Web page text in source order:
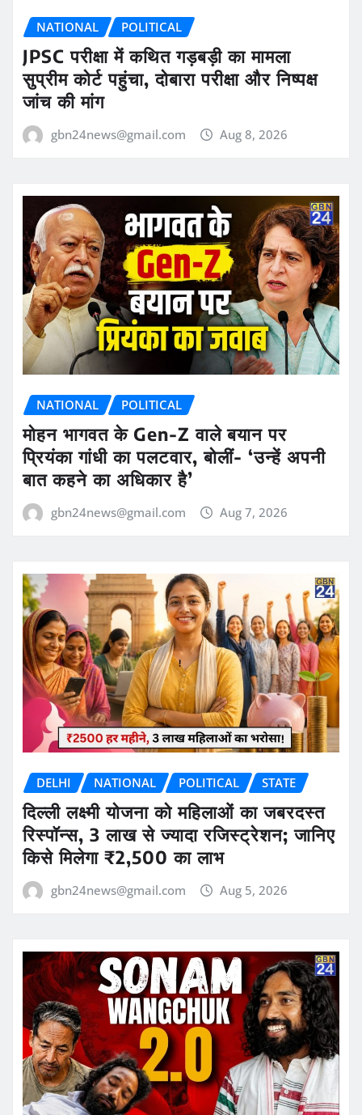
NATIONAL POLITICAL
JPSC परीक्षा में कथित गड़बड़ी का मामला
सुप्रीम कोर्ट पहुंचा, दोबारा परीक्षा और निष्पक्ष
जांच की मांग
gbn24news@gmail.com Aug 8, 2026
NATIONAL POLITICAL
मोहन भागवत के Gen-Z वाले बयान पर
प्रियंका गांधी का पलटवार, बोलीं- ‘उन्हें अपनी
बात कहने का अधिकार है’
gbn24news@gmail.com Aug 7, 2026
DELHI NATIONAL POLITICAL STATE
दिल्ली लक्ष्मी योजना को महिलाओं का जबरदस्त
रिस्पॉन्स, 3 लाख से ज्यादा रजिस्ट्रेशन; जानिए
किसे मिलेगा ₹2,500 का लाभ
gbn24news@gmail.com Aug 5, 2026